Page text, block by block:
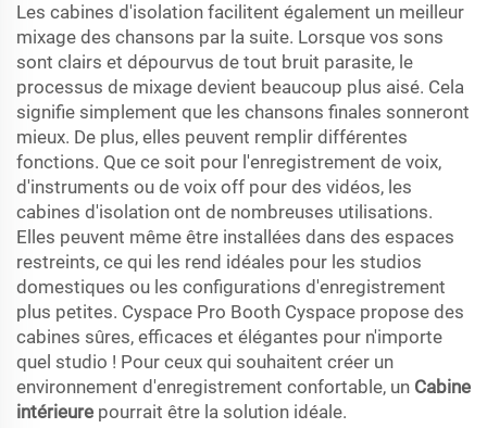
Les cabines d'isolation facilitent également un meilleur
mixage des chansons par la suite. Lorsque vos sons
sont clairs et dépourvus de tout bruit parasite, le
processus de mixage devient beaucoup plus aisé. Cela
signifie simplement que les chansons finales sonneront
mieux. De plus, elles peuvent remplir différentes
fonctions. Que ce soit pour l'enregistrement de voix,
d'instruments ou de voix off pour des vidéos, les
cabines d'isolation ont de nombreuses utilisations.
Elles peuvent même être installées dans des espaces
restreints, ce qui les rend idéales pour les studios
domestiques ou les configurations d'enregistrement
plus petites. Cyspace Pro Booth Cyspace propose des
cabines sûres, efficaces et élégantes pour n'importe
quel studio ! Pour ceux qui souhaitent créer un
environnement d'enregistrement confortable, un Cabine
intérieure pourrait être la solution idéale.